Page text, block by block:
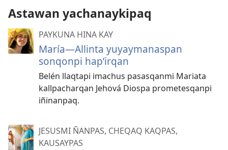
Astawan yachanaykipaq
PAYKUNA HINA KAY
María—Allinta yuyaymanaspan
sonqonpi hap’irqan
Belén llaqtapi imachus pasasqanmi Mariata
kallpacharqan Jehová Diospa prometesqanpi
iñinanpaq.
JESUSMI ÑANPAS, CHEQAQ KAQPAS,
KAUSAYPAS